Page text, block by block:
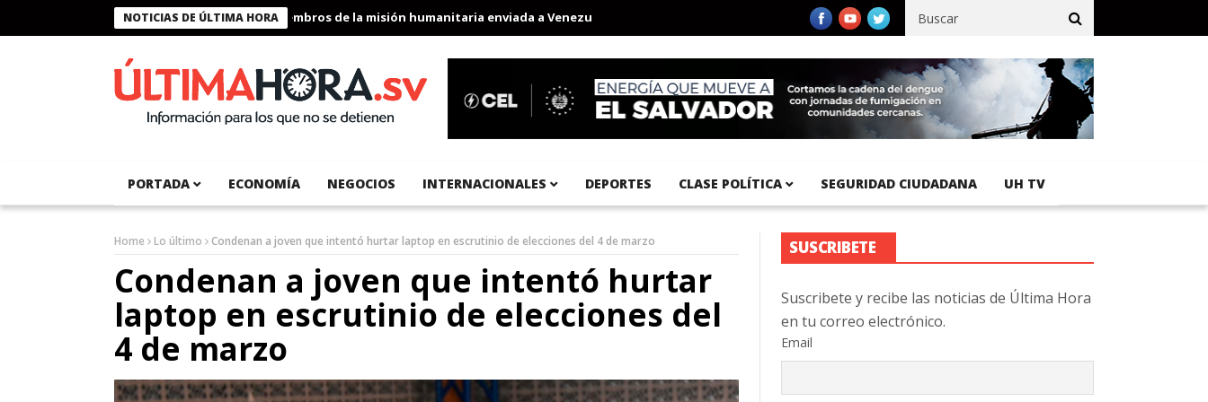
NOTICIAS DE ÚLTIMA HORA
Presidente Bukele condecora a miembros de la misión humanitaria enviada a Venezuela Aeropuerto Internacional del Pacífico registra 92 % de avance en obras de terracería
PORTADA ECONOMÍA NEGOCIOS INTERNACIONALES DEPORTES CLASE POLÍTICA SEGURIDAD CIUDADANA UH TV
Home Lo último Condenan a joven que intentó hurtar laptop en escrutinio de elecciones del 4 de marzo
Condenan a joven que intentó hurtar
laptop en escrutinio de elecciones del
4 de marzo
SUSCRIBETE
Suscribete y recibe las noticias de Última Hora
en tu correo electrónico.
Email